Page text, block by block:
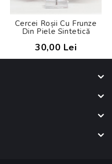
Cercei Roșii Cu Frunze
Din Piele Sintetică
30,00 Lei